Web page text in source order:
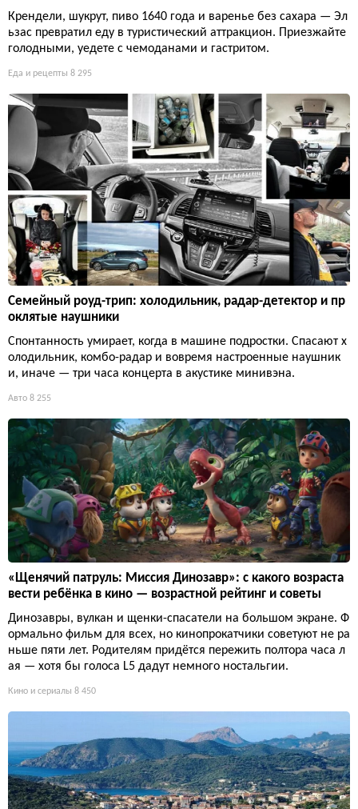
Крендели, шукрут, пиво 1640 года и варенье без сахара — Эл
ьзас превратил еду в туристический аттракцион. Приезжайте
голодными, уедете с чемоданами и гастритом.
Еда и рецепты 8 295
Семейный роуд-трип: холодильник, радар-детектор и пр
оклятые наушники
Спонтанность умирает, когда в машине подростки. Спасают х
олодильник, комбо-радар и вовремя настроенные наушник
и, иначе — три часа концерта в акустике минивэна.
Авто 8 255
«Щенячий патруль: Миссия Динозавр»: с какого возраста
вести ребёнка в кино — возрастной рейтинг и советы
Динозавры, вулкан и щенки-спасатели на большом экране. Ф
ормально фильм для всех, но кинопрокатчики советуют не ра
ньше пяти лет. Родителям придётся пережить полтора часа л
ая — хотя бы голоса L5 дадут немного ностальгии.
Кино и сериалы 8 450